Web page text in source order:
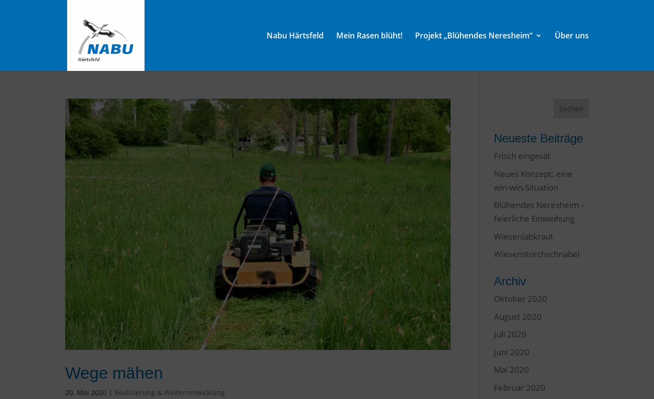
Nabu Härtsfeld Mein Rasen blüht! Projekt „Blühendes Neresheim“ Über uns
Wege mähen
20. Mai 2020 | Realisierung & Weiternetwicklung
Neueste Beiträge
Frisch eingesät
Neues Konzept: eine
win-win-Situation
Blühendes Neresheim –
feierliche Einweihung
Wiesenlabkraut
Wiesenstorchschnabel
Archiv
Oktober 2020
August 2020
Juli 2020
Juni 2020
Mai 2020
Februar 2020